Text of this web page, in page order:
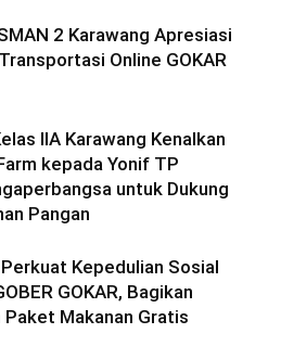
2 Karawang Apresiasi
Online GOKAR
IIA Karawang Kenalkan
kepada Yonif TP
untuk Dukung
Pangan
Perkuat Kepedulian Sosial
GOKAR, Bagikan
Paket Makanan Gratis